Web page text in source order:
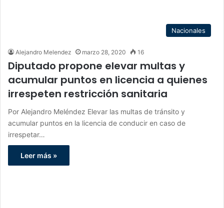
Nacionales
Alejandro Melendez marzo 28, 2020 16
Diputado propone elevar multas y
acumular puntos en licencia a quienes
irrespeten restricción sanitaria
Por Alejandro Meléndez Elevar las multas de tránsito y
acumular puntos en la licencia de conducir en caso de
irrespetar…
Leer más »